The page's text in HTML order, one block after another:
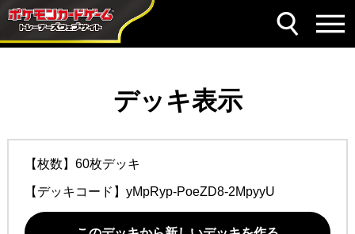
デッキ表示
【枚数】60枚デッキ
【デッキコード】 yMpRyp-PoeZD8-2MpyyU